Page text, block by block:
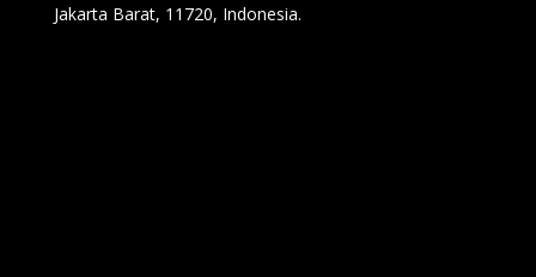
Jakarta Barat, 11720, Indonesia.